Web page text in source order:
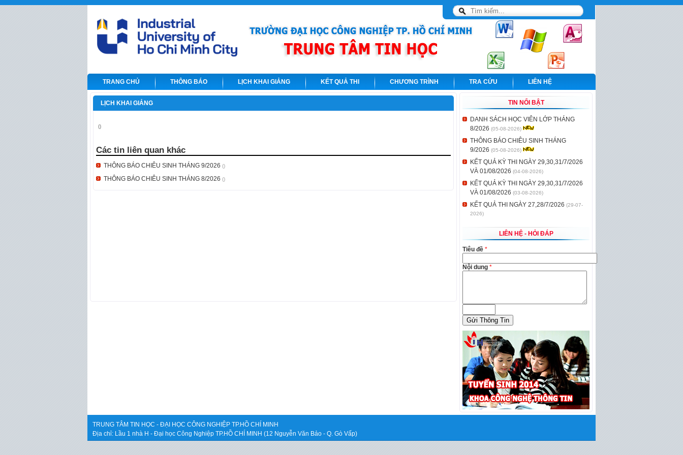
TRANG CHỦ THÔNG BÁO LỊCH KHAI GIẢNG KẾT QUẢ THI CHƯƠNG TRÌNH TRA CỨU LIÊN HỆ
LỊCH KHAI GIẢNG
()
Các tin liên quan khác
THÔNG BÁO CHIÊU SINH THÁNG 9/2026 ()
THÔNG BÁO CHIÊU SINH THÁNG 8/2026 ()
TIN NỔI BẬT
DANH SÁCH HỌC VIÊN LỚP THÁNG
8/2026 (05-08-2026)
THÔNG BÁO CHIÊU SINH THÁNG
9/2026 (05-08-2026)
KẾT QUẢ KỲ THI NGÀY 29,30,31/7/2026
VÀ 01/08/2026 (04-08-2026)
KẾT QUẢ KỲ THI NGÀY 29,30,31/7/2026
VÀ 01/08/2026 (03-08-2026)
KẾT QUẢ THI NGÀY 27,28/7/2026 (29-07-
2026)
LIÊN HỆ - HỎI ĐÁP
Tiêu đề *
Nội dung *
TRUNG TÂM TIN HỌC - ĐẠI HỌC CÔNG NGHIỆP TP.HỒ CHÍ MINH
Địa chỉ: Lầu 1 nhà H - Đại học Công Nghiệp TP.HỒ CHÍ MINH (12 Nguyễn Văn Bảo - Q. Gò Vấp)